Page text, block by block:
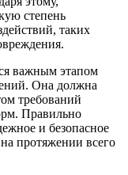
степень
таких
важным этапом
Она должна
требований
Правильно
и безопасное
протяжении всего